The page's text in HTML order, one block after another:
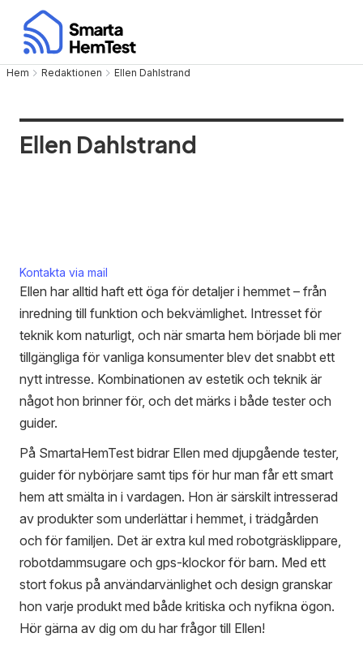
Hem Redaktionen Ellen Dahlstrand
Ellen Dahlstrand
Kontakta via mail
Ellen har alltid haft ett öga för detaljer i hemmet – från
inredning till funktion och bekvämlighet. Intresset för
teknik kom naturligt, och när smarta hem började bli mer
tillgängliga för vanliga konsumenter blev det snabbt ett
nytt intresse. Kombinationen av estetik och teknik är
något hon brinner för, och det märks i både tester och
guider.
På SmartaHemTest bidrar Ellen med djupgående tester,
guider för nybörjare samt tips för hur man får ett smart
hem att smälta in i vardagen. Hon är särskilt intresserad
av produkter som underlättar i hemmet, i trädgården
och för familjen. Det är extra kul med robotgräsklippare,
robotdammsugare och gps-klockor för barn. Med ett
stort fokus på användarvänlighet och design granskar
hon varje produkt med både kritiska och nyfikna ögon.
Hör gärna av dig om du har frågor till Ellen!